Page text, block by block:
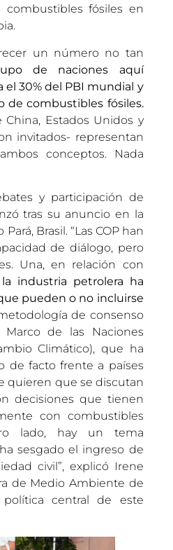
combustibles fósiles en
un número no tan
de naciones aquí
el 30% del PBI mundial y
de combustibles fósiles.
China, Estados Unidos y
invitados- representan
conceptos. Nada
y participación de
tras su anuncio en la
Brasil. “Las COP han
de diálogo, pero
Una, en relación con
industria petrolera ha
pueden o no incluirse
de consenso
de las Naciones
Climático), que ha
de facto frente a países
quieren que se discutan
decisiones que tienen
con combustibles
lado, hay un tema
sesgado el ingreso de
civil”, explicó Irene
de Medio Ambiente de
central de este